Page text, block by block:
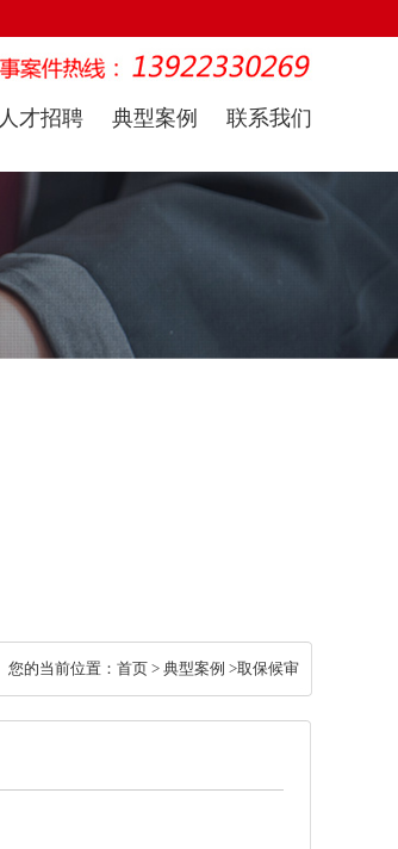
人才招聘 典型案例 联系我们
您的当前位置： 首页 > 典型案例 >取保候审